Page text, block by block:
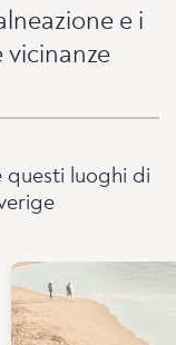
e i
vicinanze
questi luoghi di